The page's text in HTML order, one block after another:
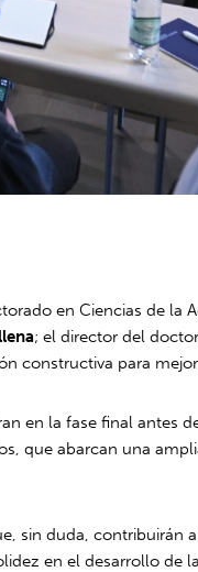
en Ciencias de la
; el director del
constructiva para
en la fase final antes
que abarcan una
sin duda, contribuirán
en el desarrollo de